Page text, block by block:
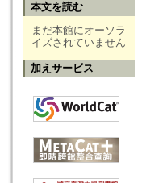
本文を読む
まだ本館にオーソラ
イズされていません
加えサービス